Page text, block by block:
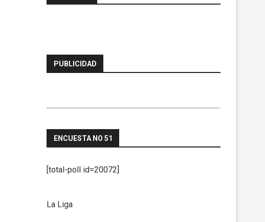
PUBLICIDAD
ENCUESTA NO 51
[total-poll id=20072]
La Liga